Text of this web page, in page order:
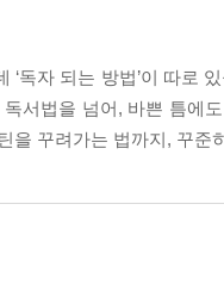
‘독자 되는 방법’이 따로
서법을 넘어, 바쁜 틈에
을 꾸려가는 법까지, 꾸준